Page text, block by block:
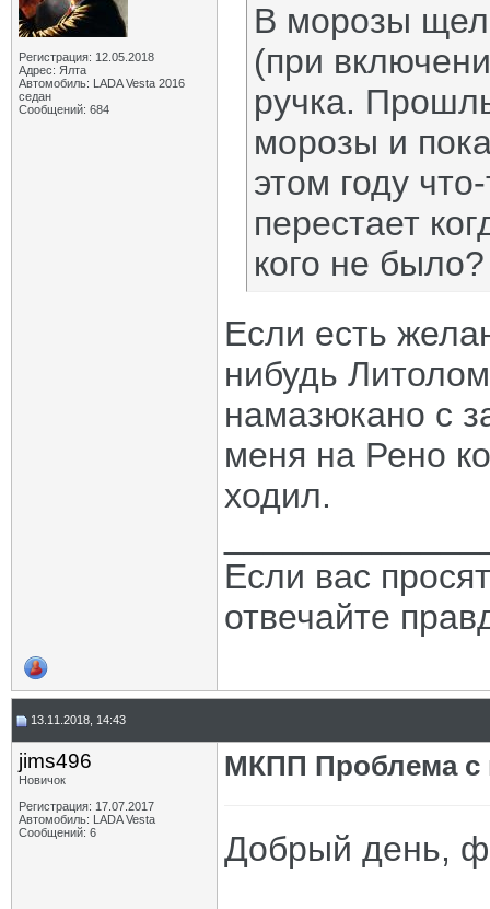
Регистрация: 12.05.2018
Адрес: Ялта
Автомобиль: LADA Vesta 2016
седан
Сообщений: 684
В морозы
(при
ручка.
морозы и
этом году
перестает
кого не
Если есть
нибудь
намазюкано с
меня на Рено
ходил.
Если вас
отвечайте
13.11.2018, 14:43
jims496
Новичок
Регистрация: 17.07.2017
Автомобиль: LADA Vesta
Сообщений: 6
МКПП Проблема с
Добрый день,